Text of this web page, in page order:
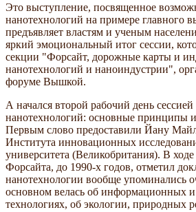
Это выступление, посвященное
нанотехнологий на примере главного
предъявляет властям и ученым
яркий эмоциональный итог сессии,
секции "Форсайт, дорожные карты и
нанотехнологий и наноиндустрии",
форуме Вышкой.
А начался второй рабочий день
нанотехнологий: основные принципы
Первым слово предоставили Йану
Института инновационных
университета (Великобритания). В
Форсайта, до 1990-х годов, отметил
нанотехнологии вообще упоминались
основном велась об информационных
технологиях, об экологии, природных